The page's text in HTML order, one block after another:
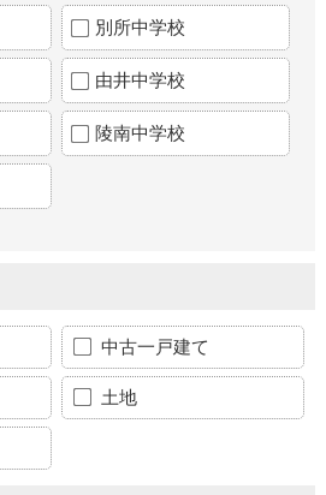
別所中学校
由井中学校
陵南中学校
中古一戸建て
土地